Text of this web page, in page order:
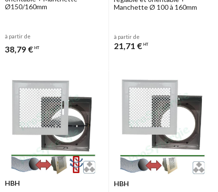
Ø150/160mm
à partir de
38,79 € HT
Manchette Ø 100 à 160mm
à partir de
21,71 € HT
HBH
HBH